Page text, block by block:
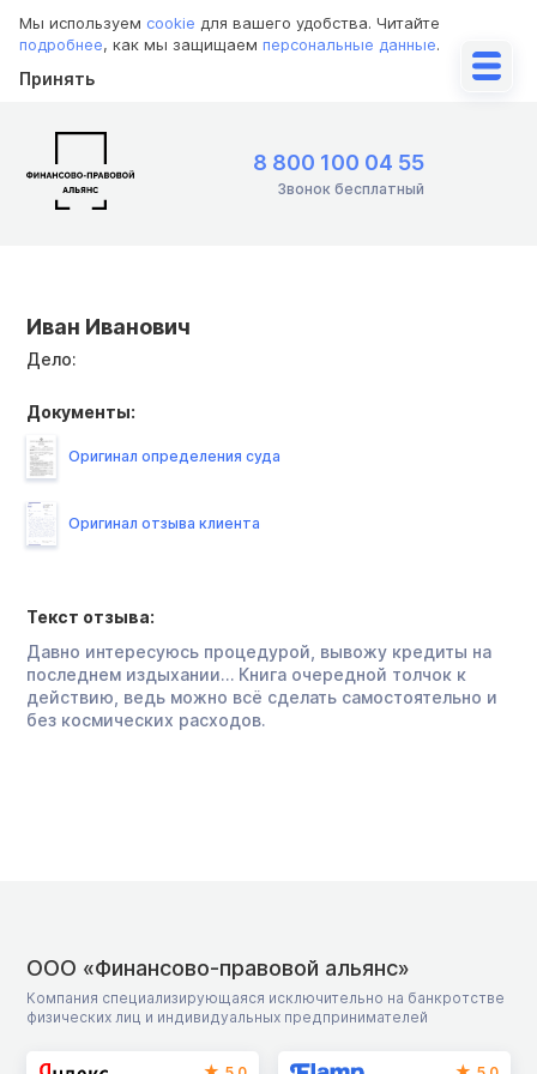
Мы используем cookie для вашего удобства. Читайте
подробнее, как мы защищаем персональные данные.
Принять
8 800 100 04 55
Звонок бесплатный
Иван Иванович
Дело:
Текст отзыва:
Давно интересуюсь процедурой, вывожу кредиты на
последнем издыхании… Книга очередной толчок к
действию, ведь можно всё сделать самостоятельно и
без космических расходов.
Документы:
Оригинал определения суда
Оригинал отзыва клиента
ООО «Финансово-правовой альянс»
Компания специализирующаяся исключительно на банкротстве
физических лиц и индивидуальных предпринимателей